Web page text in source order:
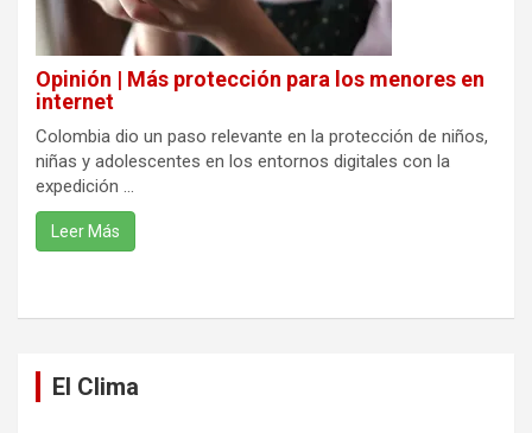
Opinión | Más protección para los menores en
internet
Colombia dio un paso relevante en la protección de niños,
niñas y adolescentes en los entornos digitales con la
expedición ...
Leer Más
El Clima